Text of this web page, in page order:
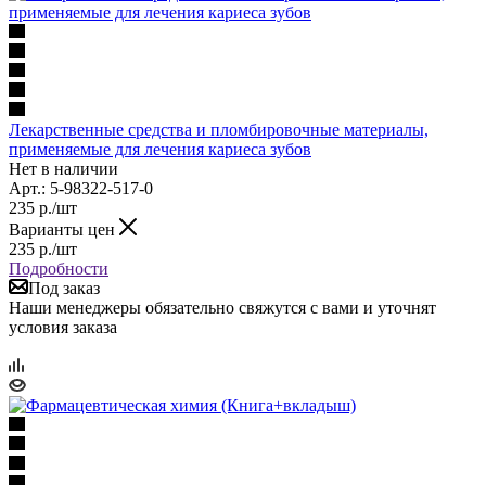
Лекарственные средства и пломбировочные материалы,
применяемые для лечения кариеса зубов
Нет в наличии
Арт.: 5-98322-517-0
235 р./шт
Варианты цен
235 р./шт
Подробности
Под заказ
Наши менеджеры обязательно свяжутся с вами и уточнят
условия заказа